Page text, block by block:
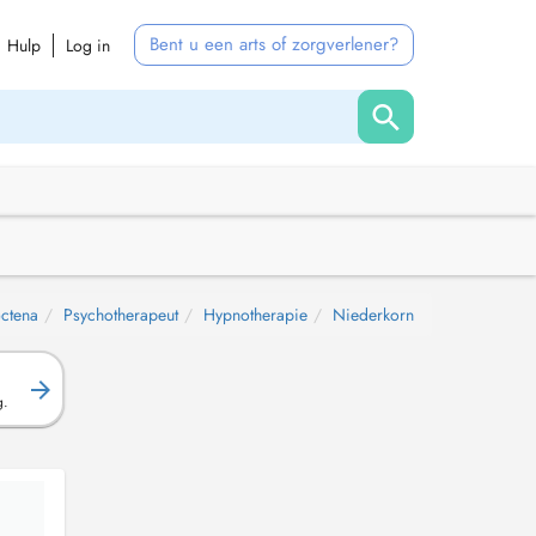
Hulp Log in Bent u een arts of zorgverlener?
Psychotherapeut Hypnotherapie Niederkorn